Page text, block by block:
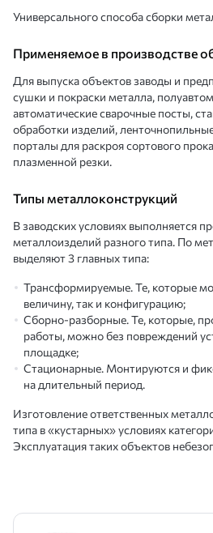
Универсального способа сборки
Применяемое в производстве
Для выпуска объектов заводы и
сушки и покраски металла,
автоматические сварочные посты,
обработки изделий,
порталы для раскроя сортового
плазменной резки.
Типы металлоконструкций
В заводских условиях выполняется
металлоизделий разного типа. По
выделяют 3 главных типа:
Трансформируемые. Те, которые
величину, так и конфигурацию;
Сборно-разборные. Те, которые,
работы, можно без повреждений
площадке;
Стационарные. Монтируются и
на длительный период.
Изготовление ответственных
типа в «кустарных» условиях
Эксплуатация таких объектов